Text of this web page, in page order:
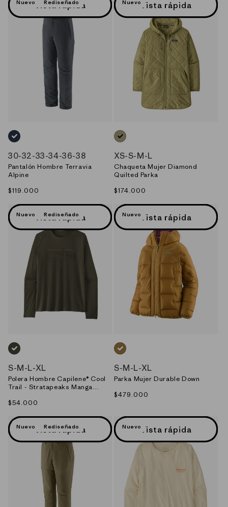
Nuevo Rediseñado
Vista rápida
AZUL_(SMDB)
30-32-33-34-36-38
Pantalón Hombre Terravia
Alpine
Precio
$119.000
NuevoVista rápida
VERDE_(GMTG)
XS-S-M-L
Chaqueta Mujer Diamond
Quilted Parka
Precio
$174.000
Nuevo Rediseñado
Vista rápida
VERDE_(BSNG)
S-M-L-XL
Polera Hombre Capilene® Cool
Trail - Stratapeaks Manga
Precio
$54.000
NuevoVista rápida
CAFE_(BCBN)
S-M-L-XL
Parka Mujer Durable Down
Precio
$479.000
Nuevo Rediseñado
Vista rápida NuevoVista rápida